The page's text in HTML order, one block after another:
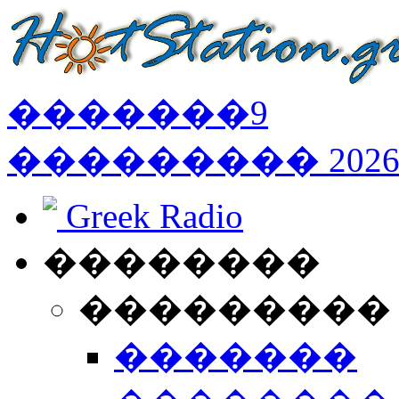
�������9
��������� 2026
Greek Radio
��������
�������